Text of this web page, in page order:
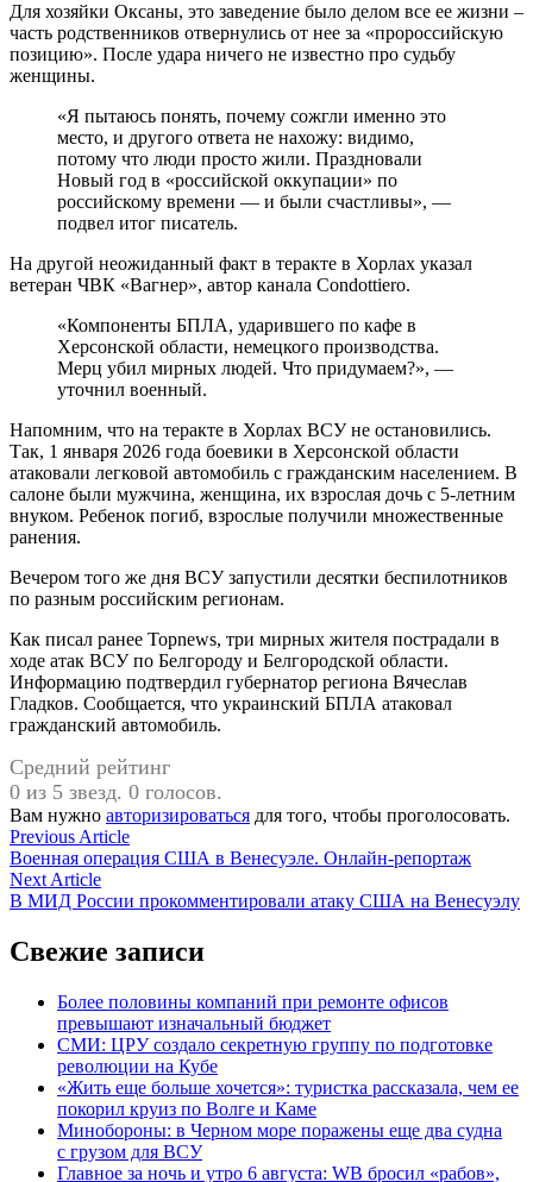
Для хозяйки Оксаны, это заведение было делом все ее жизни –
часть родственников отвернулись от нее за «пророссийскую
позицию». После удара ничего не известно про судьбу
женщины.
«Я пытаюсь понять, почему сожгли именно это
место, и другого ответа не нахожу: видимо,
потому что люди просто жили. Праздновали
Новый год в «российской оккупации» по
российскому времени — и были счастливы», —
подвел итог писатель.
На другой неожиданный факт в теракте в Хорлах указал
ветеран ЧВК «Вагнер», автор канала Condottiero.
«Компоненты БПЛА, ударившего по кафе в
Херсонской области, немецкого производства.
Мерц убил мирных людей. Что придумаем?», —
уточнил военный.
Напомним, что на теракте в Хорлах ВСУ не остановились.
Так, 1 января 2026 года боевики в Херсонской области
атаковали легковой автомобиль с гражданским населением. В
салоне были мужчина, женщина, их взрослая дочь с 5-летним
внуком. Ребенок погиб, взрослые получили множественные
ранения.
Вечером того же дня ВСУ запустили десятки беспилотников
по разным российским регионам.
Как писал ранее Topnews, три мирных жителя пострадали в
ходе атак ВСУ по Белгороду и Белгородской области.
Информацию подтвердил губернатор региона Вячеслав
Гладков. Сообщается, что украинский БПЛА атаковал
гражданский автомобиль.
Средний рейтинг
0 из 5 звезд. 0 голосов.
Вам нужно авторизироваться для того, чтобы проголосовать.
Навигация
по
записям
Previous ArticlePrevious
article:
Военная операция США в Венесуэле. Онлайн-репортаж
Next ArticleNext
article:
В МИД России прокомментировали атаку США на Венесуэлу
Свежие записи
Более половины компаний при ремонте офисов
превышают изначальный бюджет
СМИ: ЦРУ создало секретную группу по подготовке
революции на Кубе
«Жить еще больше хочется»: туристка рассказала, чем ее
покорил круиз по Волге и Каме
Минобороны: в Черном море поражены еще два судна
с грузом для ВСУ
Главное за ночь и утро 6 августа: WB бросил «рабов»,